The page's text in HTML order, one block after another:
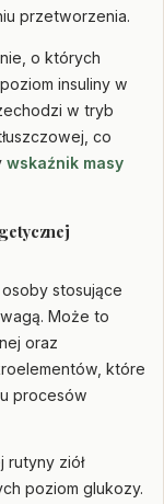
przetworzenia.
o których
insuliny w
w tryb
co
wskaźnik masy
stosujące
Może to
oraz
które
procesów
rutyny ziół
poziom glukozy.